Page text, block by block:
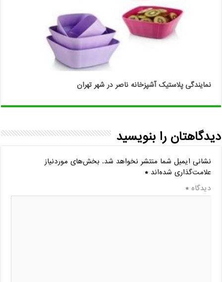
نمایندگی پلاستیک آشپزخانه ناصر در شهر تهران
دیدگاهتان را بنویسید
نشانی ایمیل شما منتشر نخواهد شد. بخش‌های موردنیاز
علامت‌گذاری شده‌اند*
دیدگاه*